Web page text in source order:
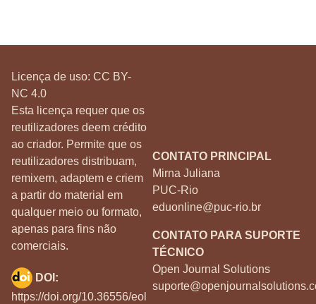
Licença de uso: CC BY-
NC 4.0
Esta licença requer que os
reutilizadores deem crédito
ao criador. Permite que os
reutilizadores distribuam,
remixem, adaptem e criem
a partir do material em
qualquer meio ou formato,
apenas para fins não
comerciais.
CONTATO PRINCIPAL
Mirna Juliana
PUC-Rio
eduonline@puc-rio.br
CONTATO PARA SUPORTE
TÉCNICO
Open Journal Solutions
DOI:
https://doi.org/10.36556/eol